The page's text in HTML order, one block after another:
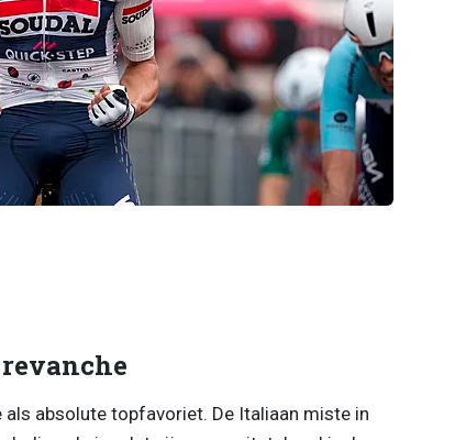
absolute topfavoriet. De Italiaan miste in